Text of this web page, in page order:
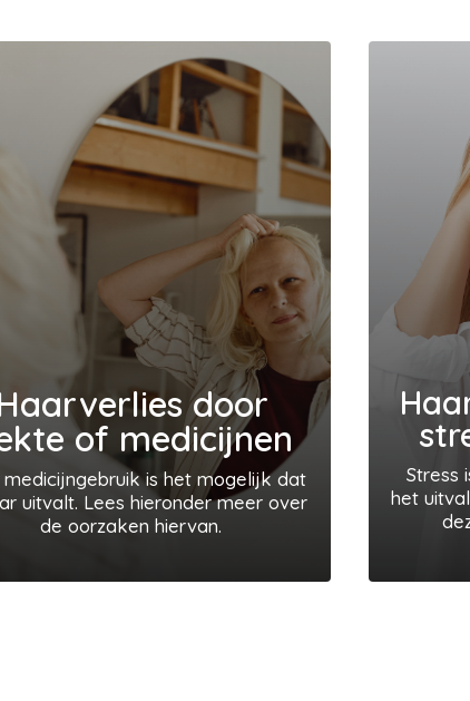
door
of medicijnen
medicijngebruik is het mogelijk dat
uitvalt. Lees hieronder meer over
de oorzaken hiervan.
Stress
het